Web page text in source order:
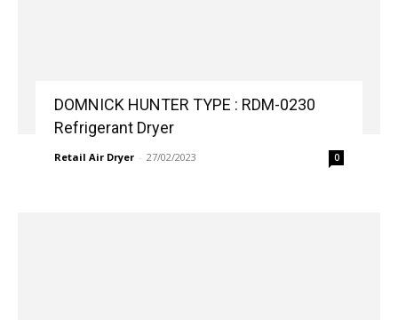
DOMNICK HUNTER TYPE : RDM-0230
Refrigerant Dryer
Retail Air Dryer - 27/02/2023 0